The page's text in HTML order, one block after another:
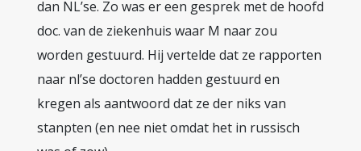
dan NL’se. Zo was er een gesprek met de hoofd
doc. van de ziekenhuis waar M naar zou
worden gestuurd. Hij vertelde dat ze rapporten
naar nl’se doctoren hadden gestuurd en
kregen als aantwoord dat ze der niks van
stanpten (en nee niet omdat het in russisch